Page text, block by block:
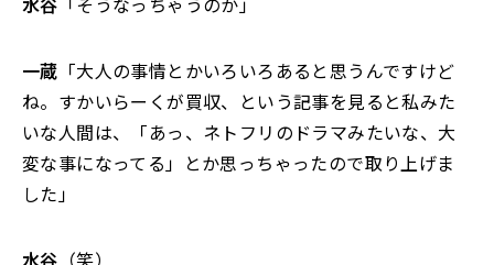
一蔵 「大人の事情とかいろいろあると思うんですけど
ね。すかいらーくが買収、という記事を見ると私みた
いな人間は、「あっ、ネトフリのドラマみたいな、大
変な事になってる」とか思っちゃったので取り上げま
した」
水谷 （笑）